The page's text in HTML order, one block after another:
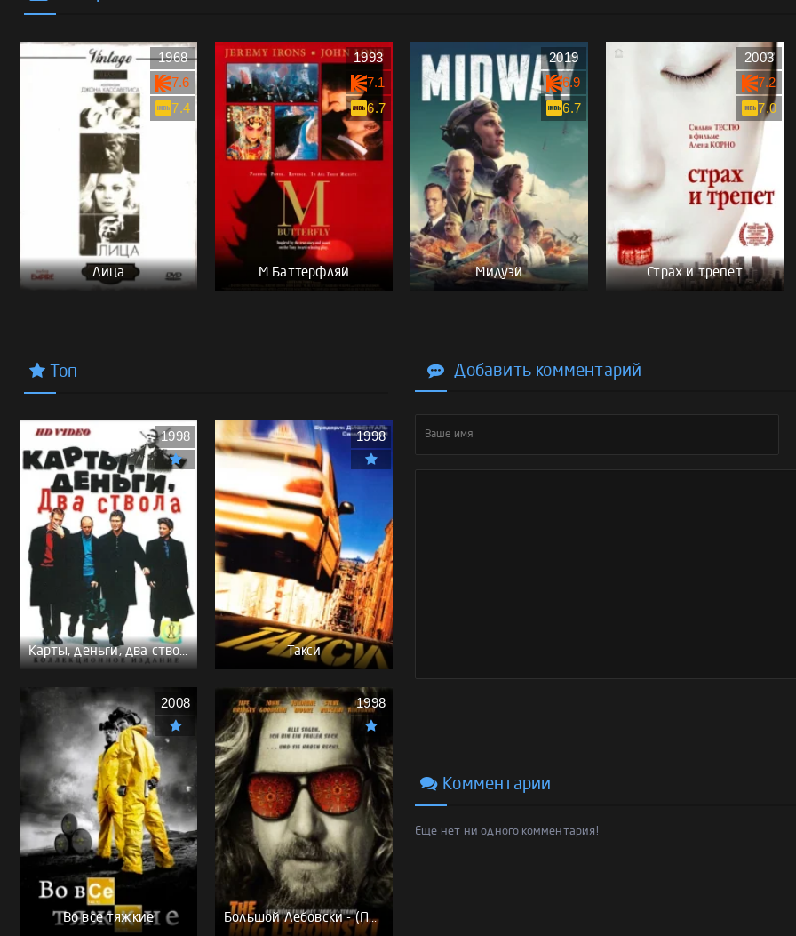
Лица
1968
7.6
7.4
М Баттерфляй
1993
7.1
6.7
Мидуэй
2019
6.9
6.7
Страх и трепет
2003
7.2
7.0
Топ
Карты, деньги, два ствола - (Перевод Гоблина)
1998
Такси
1998
Во все тяжкие
2008
Большой Лебовски - (Перевод Гоблина)
1998
Добавить комментарий
Комментарии
Еще нет ни одного комментария!